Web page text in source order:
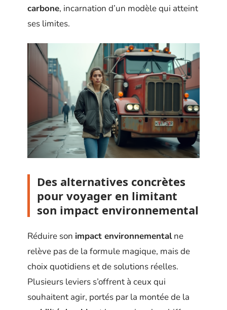
carbone, incarnation d’un modèle qui atteint
ses limites.
Des alternatives concrètes
pour voyager en limitant
son impact environnemental
Réduire son impact environnementalne
relève pas de la formule magique, mais de
choix quotidiens et de solutions réelles.
Plusieurs leviers s’offrent à ceux qui
souhaitent agir, portés par la montée de la